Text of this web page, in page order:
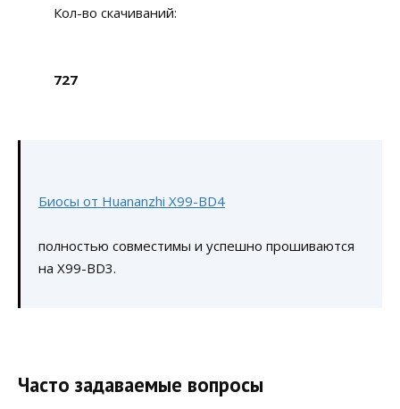
Кол-во скачиваний:
727
Биосы от Huananzhi X99-BD4
полностью совместимы и успешно прошиваются
на X99-BD3.
Часто задаваемые вопросы